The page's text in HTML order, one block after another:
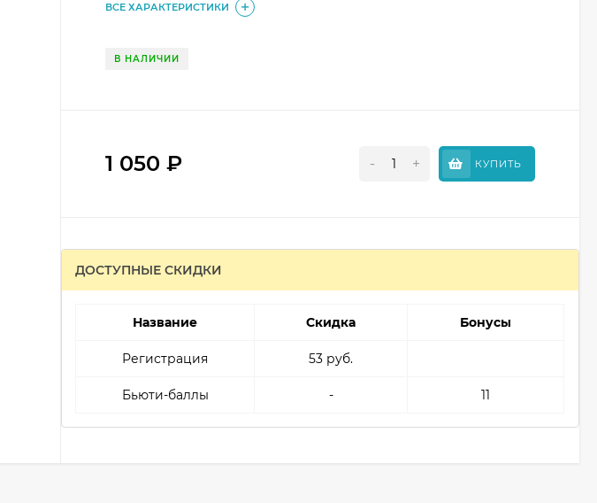
ВСЕ ХАРАКТЕРИСТИКИ
В НАЛИЧИИ
1 050₽ - + КУПИТЬ
ДОСТУПНЫЕ СКИДКИ
Название Скидка Бонусы
Регистрация 53 руб.
Бьюти-баллы - 11